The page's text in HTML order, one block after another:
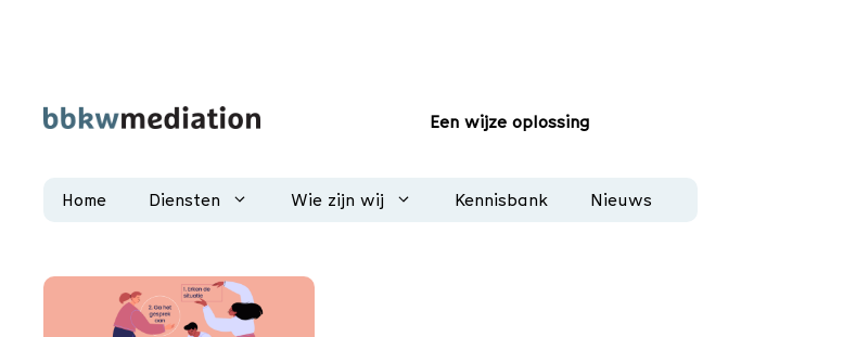
Een wijze oplossing
Home Diensten Wie zijn wij Kennisbank Nieuws